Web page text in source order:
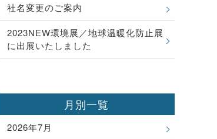
社名変更のご案内
2023NEW環境展／地球温暖化防止展
に出展いたしました
月別一覧
2026年7月